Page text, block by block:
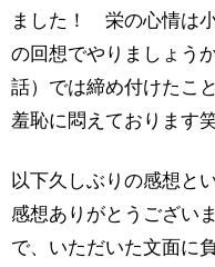
ました！ 栄の心情は
の回想でやりましょう
話）では締め付けたこ
羞恥に悶えております笑
以下久しぶりの感想と
感想ありがとうござい
で、いただいた文面に